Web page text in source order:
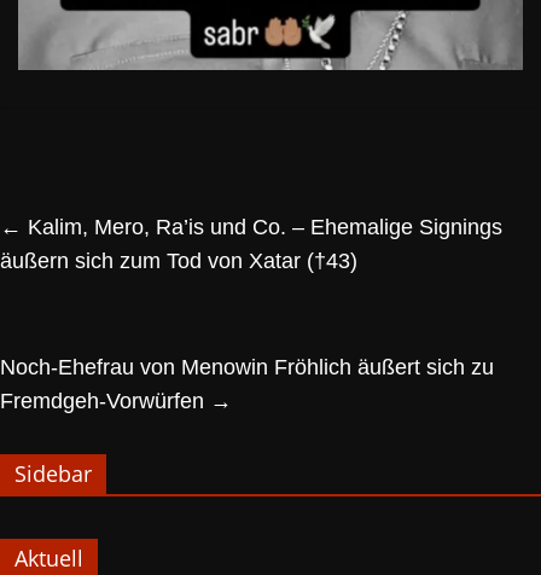
← Kalim, Mero, Ra’is und Co. – Ehemalige Signings
äußern sich zum Tod von Xatar (†43)
Noch-Ehefrau von Menowin Fröhlich äußert sich zu
Fremdgeh-Vorwürfen →
Sidebar
Aktuell